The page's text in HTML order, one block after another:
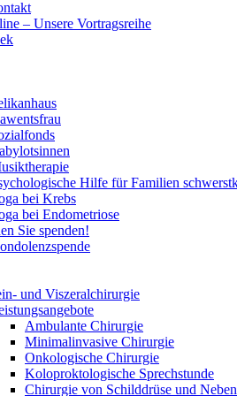
– Unsere Vortragsreihe
Hilfe für Familien
bei Krebs
bei Endometriose
Sie spenden!
und Viszeralchirurgie
Ambulante Chirurgie
Minimalinvasive Chirurgie
Onkologische Chirurgie
Koloproktologische Sprechstunde
Chirurgie von Schilddrüse und